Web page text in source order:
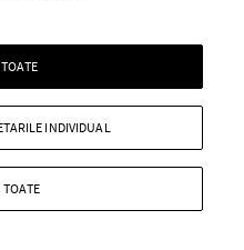
t’aime!
și câteva
transforma într-o
dacă petreci doar un
TOATE
INDIVIDUAL